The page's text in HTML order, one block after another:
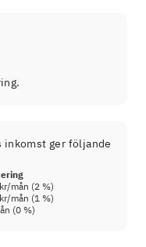
inkomst ger följande
/mån (2 %)
/mån (1 %)
(0 %)